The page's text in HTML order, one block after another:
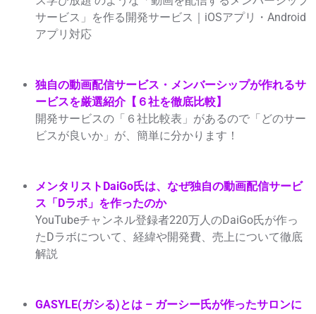
サービス」を作る開発サービス｜iOSアプリ・Android
アプリ対応
独自の動画配信サービス・メンバーシップが作れるサ
ービスを厳選紹介【６社を徹底比較】
開発サービスの「６社比較表」があるので「どのサー
ビスが良いか」が、簡単に分かります！
メンタリストDaiGo氏は、なぜ独自の動画配信サービ
ス「Dラボ」を作ったのか
YouTubeチャンネル登録者220万人のDaiGo氏が作っ
たDラボについて、経緯や開発費、売上について徹底
解説
GASYLE(ガシる)とは – ガーシー氏が作ったサロンに